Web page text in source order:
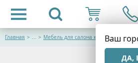
Ваш
ДА,
Главная > ... > Мебель для салона красоты